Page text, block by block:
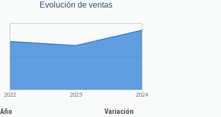
Evolución de ventas
2022 2023 2024
Año
Variación